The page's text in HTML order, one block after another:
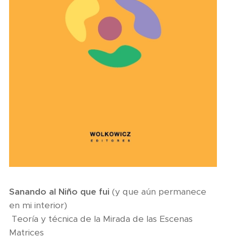
Sanando al Niño que fui (y que aún permanece
en mi interior)
Teoría y técnica de la Mirada de las Escenas
Matrices